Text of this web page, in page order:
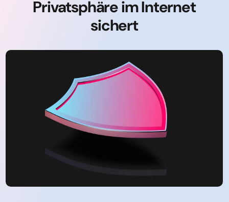
Privatsphäre im Internet
sichert